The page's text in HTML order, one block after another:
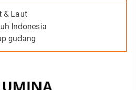
& Laut
Indonesia
gudang